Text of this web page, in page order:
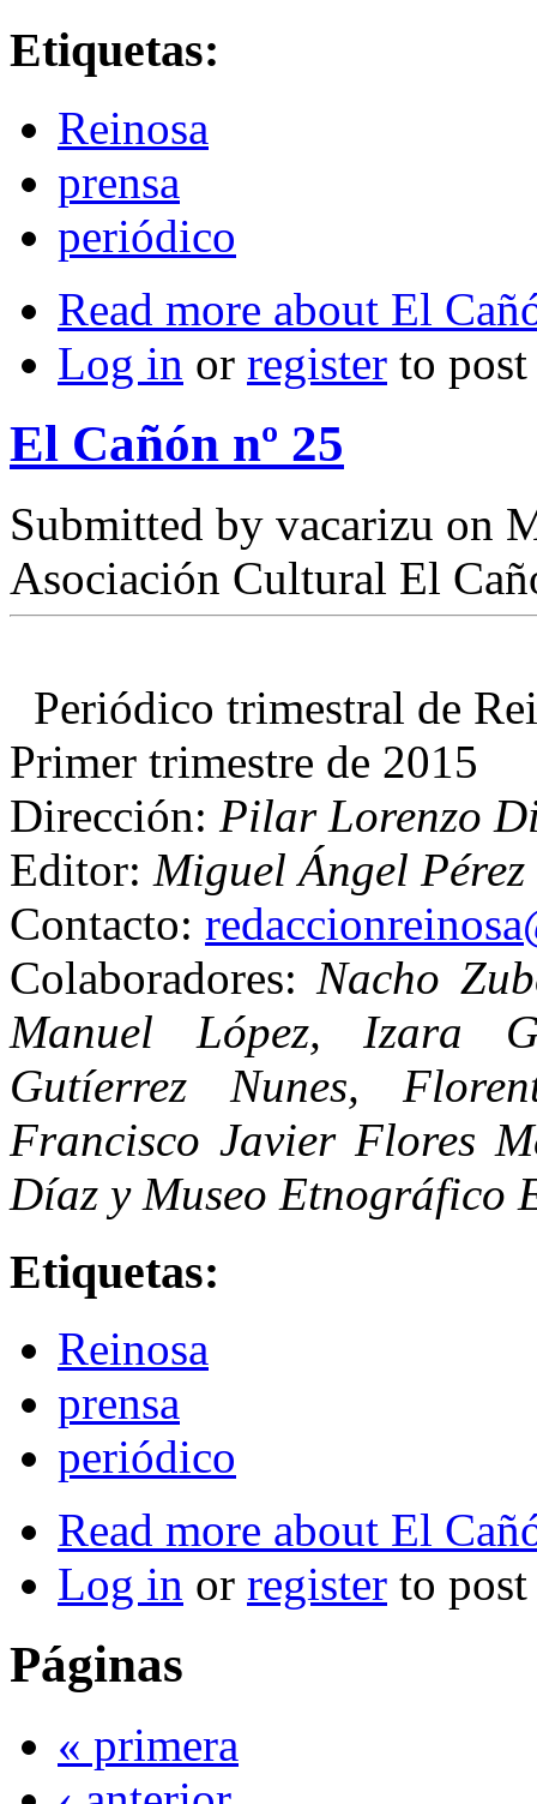
Etiquetas:
Reinosa
prensa
periódico
Read more about El
Log in or register to
El Cañón nº 25
Submitted by vacarizu on
Asociación Cultural El
Periódico trimestral de
Primer trimestre de 2015
Dirección: Pilar Lorenzo
Editor: Miguel Ángel
Contacto:
Colaboradores:Nacho
Manuel López, Izara
Gutíerrez Nunes,
Francisco Javier Flores
Díaz y Museo Etnográfico
Etiquetas:
Reinosa
prensa
periódico
Read more about El
Log in or register to
Páginas
« primera